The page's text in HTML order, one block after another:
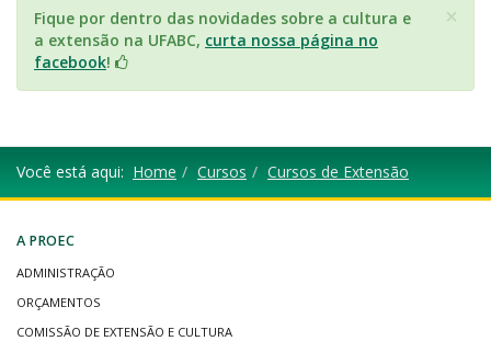
×
Fique por dentro das novidades sobre a cultura e
a extensão na UFABC, curta nossa página no
facebook!
Você está aqui: Home Cursos Cursos de Extensão
A PROEC
ADMINISTRAÇÃO
ORÇAMENTOS
COMISSÃO DE EXTENSÃO E CULTURA